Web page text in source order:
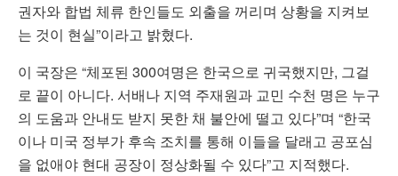
권자와 합법 체류 한인들도 외출을 꺼리며 상황을 지켜보
는 것이 현실”이라고 밝혔다.
이 국장은 “체포된 300여명은 한국으로 귀국했지만, 그걸
로 끝이 아니다. 서배나 지역 주재원과 교민 수천 명은 누구
의 도움과 안내도 받지 못한 채 불안에 떨고 있다”며 “한국
이나 미국 정부가 후속 조치를 통해 이들을 달래고 공포심
을 없애야 현대 공장이 정상화될 수 있다”고 지적했다.